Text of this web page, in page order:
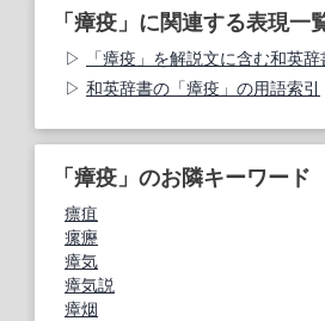
「瘴疫」に関連する表現一
「瘴疫」を解説文に含む和英
和英辞書の「瘴疫」の用語索引
「瘴疫」のお隣キーワード
瘭疽
瘰癧
瘴気
瘴気説
瘴烟